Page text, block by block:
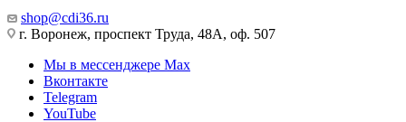
shop@cdi36.ru
г. Воронеж, проспект Труда, 48А, оф. 507
Мы в мессенджере Max
Вконтакте
Telegram
YouTube